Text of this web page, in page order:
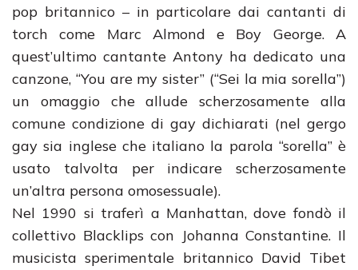
pop britannico – in particolare dai cantanti di
torch come Marc Almond e Boy George. A
quest’ultimo cantante Antony ha dedicato una
canzone, “You are my sister” (“Sei la mia sorella”)
un omaggio che allude scherzosamente alla
comune condizione di gay dichiarati (nel gergo
gay sia inglese che italiano la parola “sorella” è
usato talvolta per indicare scherzosamente
un’altra persona omosessuale).
Nel 1990 si traferì a Manhattan, dove fondò il
collettivo Blacklips con Johanna Constantine. Il
musicista sperimentale britannico David Tibet